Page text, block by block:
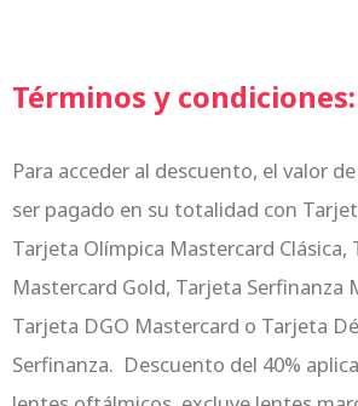
Términos y condiciones:
Para acceder al descuento, el valor
ser pagado en su totalidad con
Tarjeta Olímpica Mastercard Clásica,
Mastercard Gold, Tarjeta Serfinanza
Tarjeta DGO Mastercard o Tarjeta
Serfinanza. Descuento del 40%